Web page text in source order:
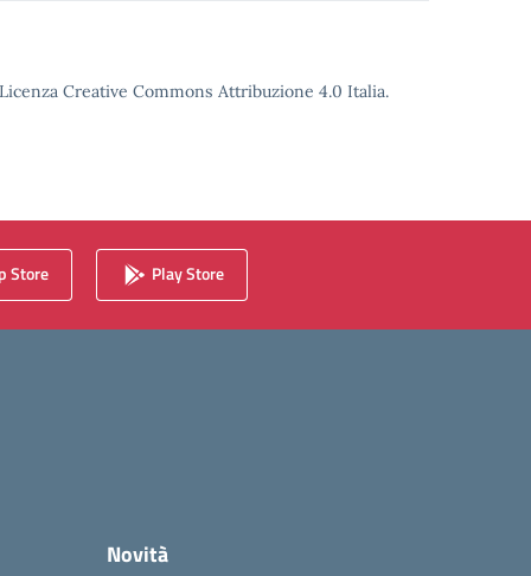
Creative Commons Attribuzione 4.0 Italia.
Store Play Store
Novità